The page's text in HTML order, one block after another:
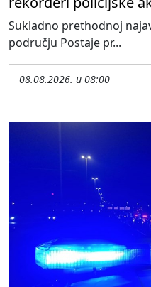
Sukladno prethodnoj
području Postaje pr...
08.08.2026. u 08:00